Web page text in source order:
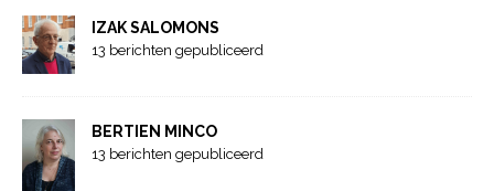
IZAK SALOMONS
13 berichten gepubliceerd
BERTIEN MINCO
13 berichten gepubliceerd